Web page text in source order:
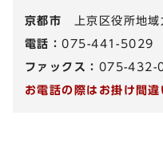
京都市 上京区役所地域
電話：075-441-5029
ファックス： 075-432-
お電話の際はお掛け間